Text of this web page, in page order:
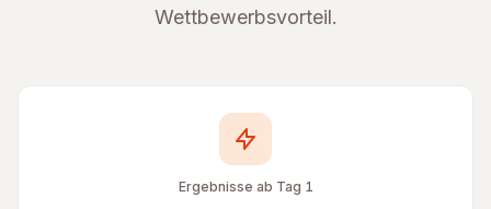
Wettbewerbsvorteil.
Ergebnisse ab Tag 1